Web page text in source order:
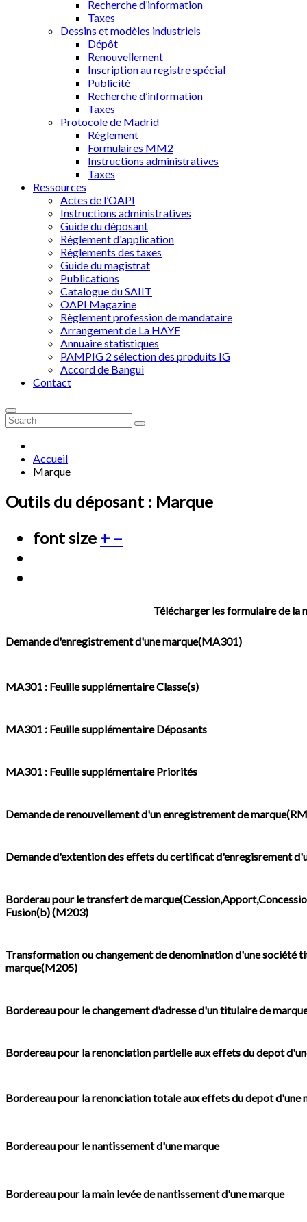
Recherche d’information
Taxes
Dessins et modèles industriels
Dépôt
Renouvellement
Inscription au registre spécial
Publicité
Recherche d’information
Taxes
Protocole de Madrid
Règlement
Formulaires MM2
Instructions administratives
Taxes
Ressources
Actes de l’OAPI
Instructions administratives
Guide du déposant
Règlement d'application
Règlements des taxes
Guide du magistrat
Publications
Catalogue du SAIIT
OAPI Magazine
Règlement profession de mandataire
Arrangement de La HAYE
Annuaire statistiques
PAMPIG 2 sélection des produits IG
Accord de Bangui
Contact
Accueil
Marque
Outils du déposant : Marque
font size + –
Télécharger les formulaire de la
Demande d'enregistrement d'une marque(MA301)
MA301 : Feuille supplémentaire Classe(s)
MA301 : Feuille supplémentaire Déposants
MA301 : Feuille supplémentaire Priorités
Demande de renouvellement d'un enregistrement de
Demande d'extention des effets du certificat d'enregisrement
Borderau pour le transfert de
Fusion(b) (M203)
Transformation ou changement de denomination d'une société
marque(M205)
Bordereau pour le changement d'adresse d'un titulaire de
Bordereau pour la renonciation partielle aux effets du depot
Bordereau pour la renonciation totale aux effets du depot d'une
Bordereau pour le nantissement d'une marque
Bordereau pour la main levée de nantissement d'une marque